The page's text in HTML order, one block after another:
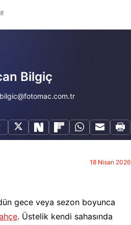
Bilgiç
18 Nisan 2026
gece veya sezon boyunca
. Üstelik kendi sahasında